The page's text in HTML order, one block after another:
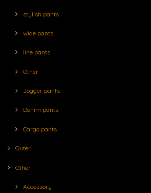
stylish pants
wide pants
line pants
Other
Jogger pants
Denim pants
Cargo pants
Outer
Other
Accessory